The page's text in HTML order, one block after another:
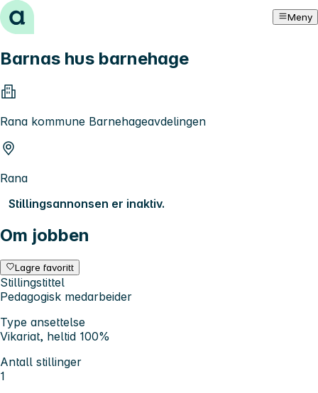
Hopp til innhold Meny
Barnas hus barnehage
Rana kommune Barnehageavdelingen
Rana
Stillingsannonsen er inaktiv.
Om jobben
Lagre favoritt
Stillingstittel
Pedagogisk medarbeider
Type ansettelse
Vikariat, heltid 100%
Antall stillinger
1